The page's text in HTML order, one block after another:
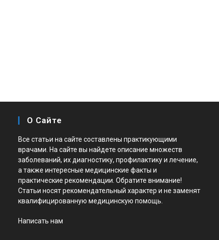
О Сайте
Все статьи на сайте составлены практикующими
врачами. На сайте вы найдете описание множеств
заболеваний, их диагностику, профилактику и лечение,
а также интересные медицинские факты и
практические рекомендации. Обратите внимание!
Статьи носят рекомендательный характер и не заменят
квалифицированную медицинскую помощь.
Написать нам